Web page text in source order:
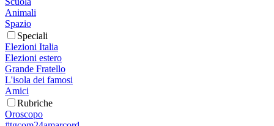
Animali
Spazio
Speciali
Elezioni Italia
Elezioni estero
Grande Fratello
L'isola dei famosi
Amici
Rubriche
Oroscopo